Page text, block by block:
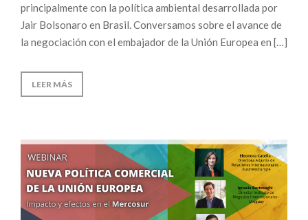
principalmente con la política ambiental desarrollada por
Jair Bolsonaro en Brasil. Conversamos sobre el avance de
la negociación con el embajador de la Unión Europea en […]
LEER MÁS